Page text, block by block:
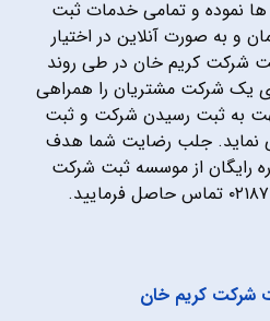
نموده و تمامی خدمات ثبت
و به صورت آنلاین در اختیار
شرکت کریم خان در طی روند
یک شرکت مشتریان را همراهی
به ثبت رسیدن شرکت و ثبت
نماید. جلب رضایت شما هدف
از موسسه ثبت شرکت
شرکت کریم خان